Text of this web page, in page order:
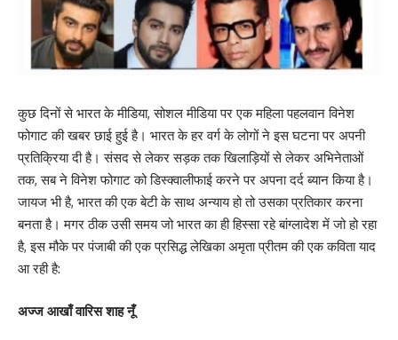
कुछ दिनों से भारत के मीडिया, सोशल मीडिया पर एक महिला पहलवान विनेश
फोगाट की खबर छाई हुई है। भारत के हर वर्ग के लोगों ने इस घटना पर अपनी
प्रतिक्रिया दी है। संसद से लेकर सड़क तक खिलाड़ियों से लेकर अभिनेताओं
तक, सब ने विनेश फोगाट को डिस्क्वालीफाई करने पर अपना दर्द ब्यान किया है।
जायज भी है, भारत की एक बेटी के साथ अन्याय हो तो उसका प्रतिकार करना
बनता है। मगर ठीक उसी समय जो भारत का ही हिस्सा रहे बांग्लादेश में जो हो रहा
है, इस मौके पर पंजाबी की एक प्रसिद्ध लेखिका अमृता प्रीतम की एक कविता याद
आ रही है:
अज्ज आखाँ वारिस शाह नूँ